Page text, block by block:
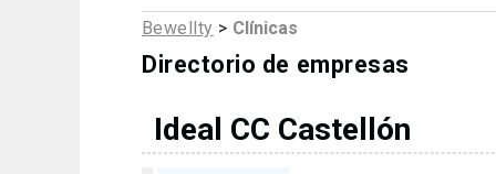
Bewellty > Clínicas
Directorio de empresas
Ideal CC Castellón